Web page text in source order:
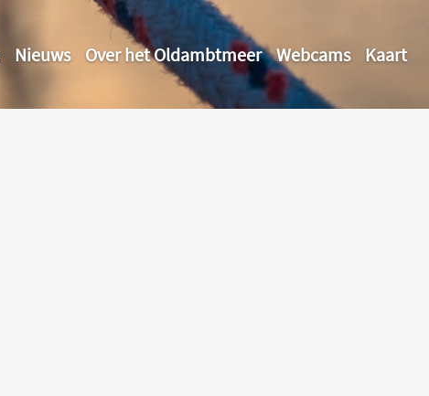
Nieuws Over het Oldambtmeer Webcams Kaart